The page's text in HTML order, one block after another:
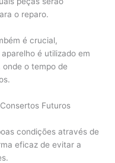
o reparo.
é crucial,
é utilizado em
o tempo de
Futuros
condições através de
eficaz de evitar a